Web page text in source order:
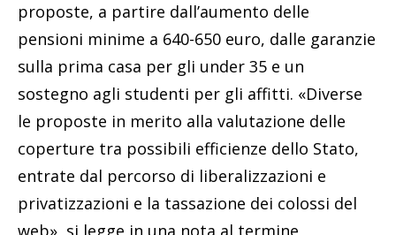
proposte, a partire dall’aumento delle
pensioni minime a 640-650 euro, dalle garanzie
sulla prima casa per gli under 35 e un
sostegno agli studenti per gli affitti. «Diverse
le proposte in merito alla valutazione delle
coperture tra possibili efficienze dello Stato,
entrate dal percorso di liberalizzazioni e
privatizzazioni e la tassazione dei colossi del